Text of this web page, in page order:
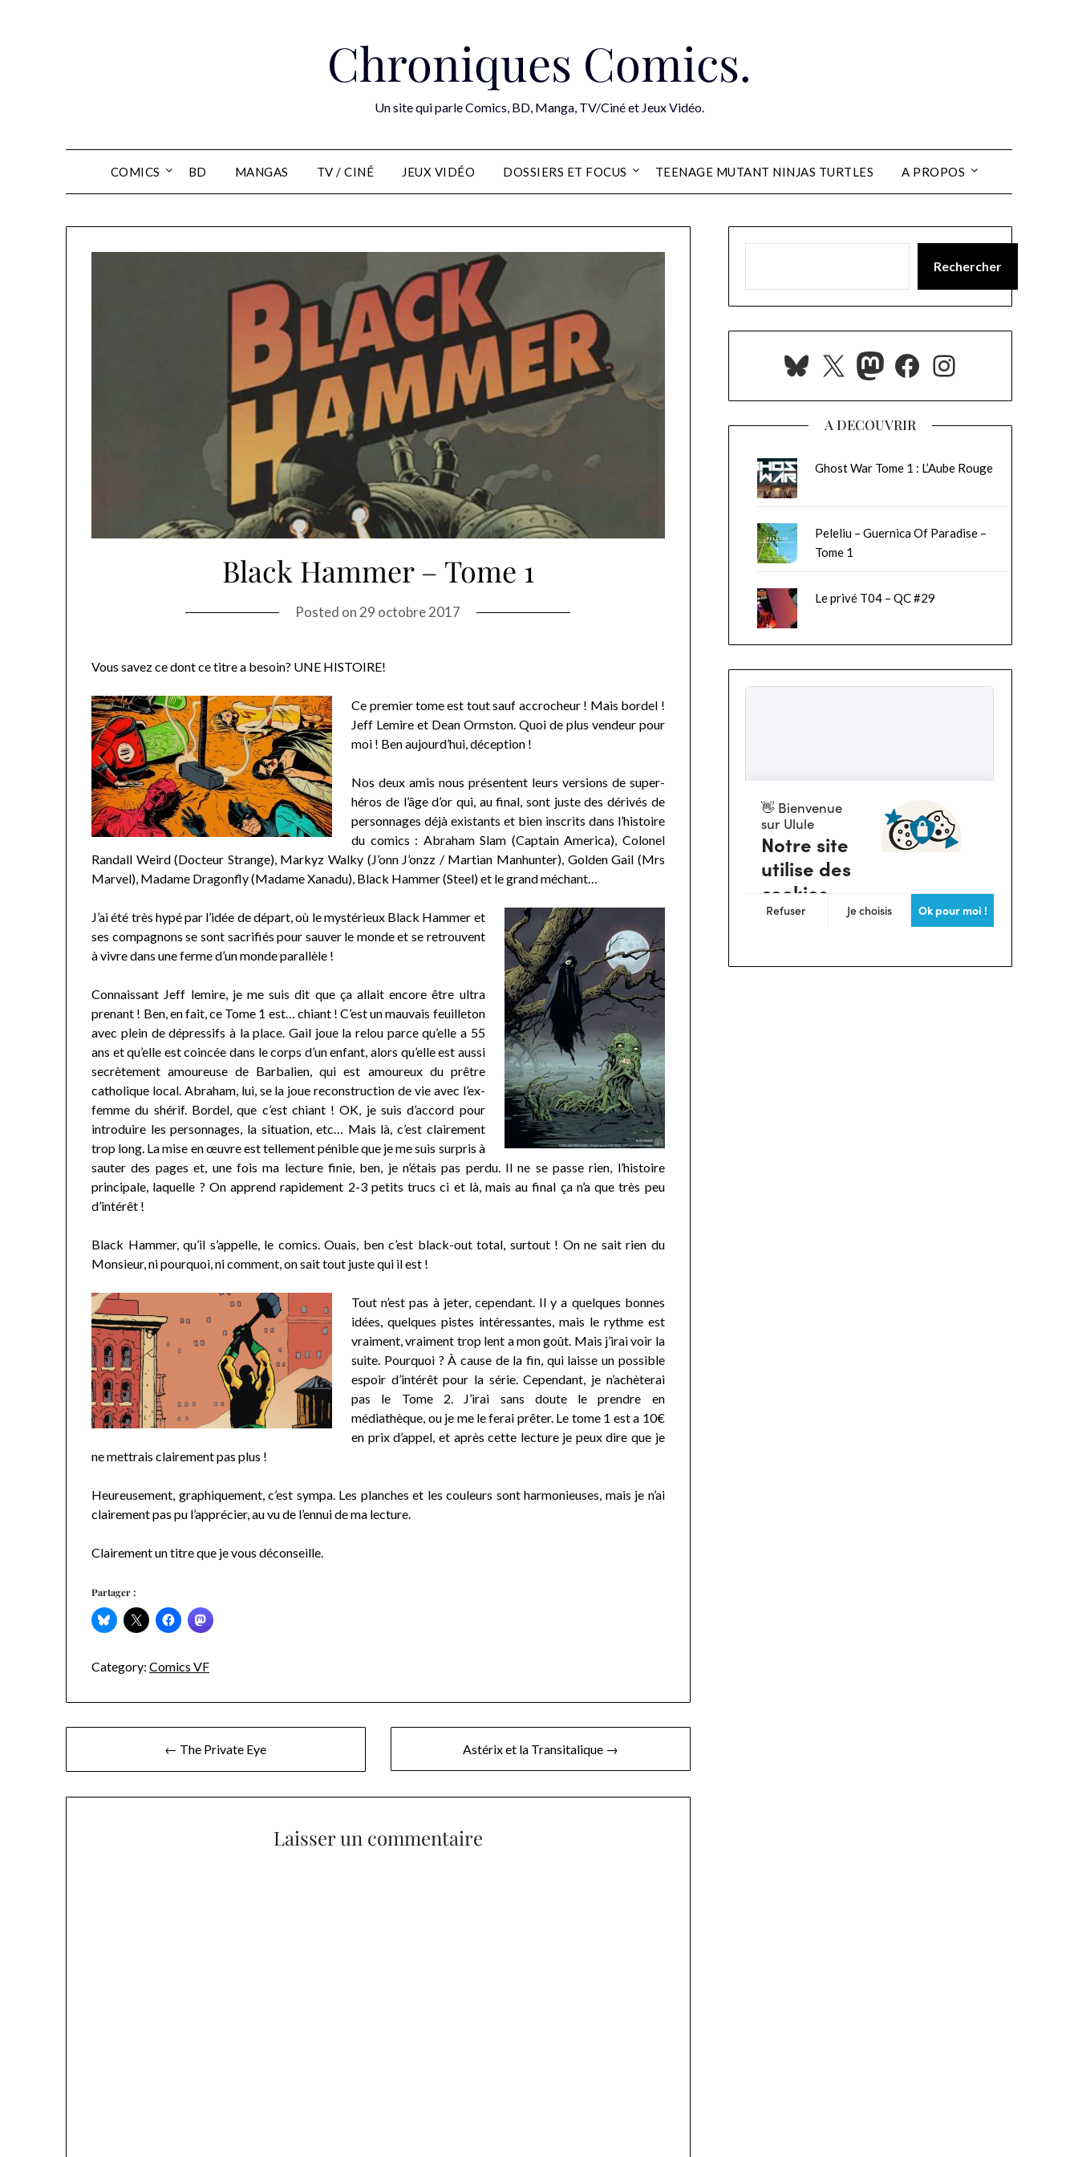
Chroniques Comics.
Un site qui parle Comics, BD, Manga, TV/Ciné et Jeux Vidéo.
COMICS BD MANGAS TV / CINÉ JEUX VIDÉO DOSSIERS ET FOCUS TEENAGE MUTANT NINJAS TURTLES A PROPOS
Black Hammer – Tome 1
Posted on29 octobre 2017
Vous savez ce dont ce titre a besoin? UNE HISTOIRE!
Ce premier tome est tout sauf accrocheur ! Mais bordel !
Jeff Lemire et Dean Ormston. Quoi de plus vendeur pour
moi ! Ben aujourd’hui, déception !
Nos deux amis nous présentent leurs versions de super-
héros de l’âge d’or qui, au final, sont juste des dérivés de
personnages déjà existants et bien inscrits dans l’histoire
du comics : Abraham Slam (Captain America), Colonel
Randall Weird (Docteur Strange), Markyz Walky (J’onn J’onzz / Martian Manhunter), Golden Gail (Mrs
Marvel), Madame Dragonfly (Madame Xanadu), Black Hammer (Steel) et le grand méchant…
J’ai été très hypé par l’idée de départ, où le mystérieux Black Hammer et
ses compagnons se sont sacrifiés pour sauver le monde et se retrouvent
à vivre dans une ferme d’un monde parallèle !
Connaissant Jeff lemire, je me suis dit que ça allait encore être ultra
prenant ! Ben, en fait, ce Tome 1 est… chiant ! C’est un mauvais feuilleton
avec plein de dépressifs à la place. Gail joue la relou parce qu’elle a 55
ans et qu’elle est coincée dans le corps d’un enfant, alors qu’elle est aussi
secrètement amoureuse de Barbalien, qui est amoureux du prêtre
catholique local. Abraham, lui, se la joue reconstruction de vie avec l’ex-
femme du shérif. Bordel, que c’est chiant ! OK, je suis d’accord pour
introduire les personnages, la situation, etc… Mais là, c’est clairement
trop long. La mise en œuvre est tellement pénible que je me suis surpris à
sauter des pages et, une fois ma lecture finie, ben, je n’étais pas perdu. Il ne se passe rien, l’histoire
principale, laquelle ? On apprend rapidement 2-3 petits trucs ci et là, mais au final ça n’a que très peu
d’intérêt !
Black Hammer, qu’il s’appelle, le comics. Ouais, ben c’est black-out total, surtout ! On ne sait rien du
Monsieur, ni pourquoi, ni comment, on sait tout juste qui il est !
Tout n’est pas à jeter, cependant. Il y a quelques bonnes
idées, quelques pistes intéressantes, mais le rythme est
vraiment, vraiment trop lent a mon goût. Mais j’irai voir la
suite. Pourquoi ? À cause de la fin, qui laisse un possible
espoir d’intérêt pour la série. Cependant, je n’achèterai
pas le Tome 2. J’irai sans doute le prendre en
médiathèque, ou je me le ferai prêter. Le tome 1 est a 10€
en prix d’appel, et après cette lecture je peux dire que je
ne mettrais clairement pas plus !
Heureusement, graphiquement, c’est sympa. Les planches et les couleurs sont harmonieuses, mais je n’ai
clairement pas pu l’apprécier, au vu de l’ennui de ma lecture.
Clairement un titre que je vous déconseille.
Partager :
Category: Comics VF
de
l’article
← The Private Eye Astérix et la Transitalique →
Laisser un commentaire
Rechercher
Bluesky
X Mastodon
Facebook
Instagram
A DECOUVRIR
Ghost War Tome 1 : L’Aube Rouge
Peleliu – Guernica Of Paradise –
Tome 1
Le privé T04 – QC #29